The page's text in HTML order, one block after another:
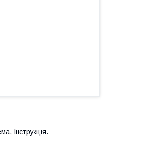
Інструкція.